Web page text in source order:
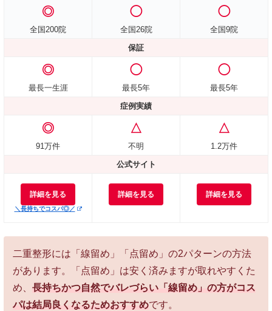
◎
全国200院
◯
全国26院
◯
全国9院
保証
◎
最長一生涯
◯
最長5年
◯
最長5年
症例実績
◎
91万件
△
不明
△
1.2万件
公式サイト
詳細を見る
＼長持ちでコスパ◎／
詳細を見る 詳細を見る
二重整形には「線留め」「点留め」の2パターンの方法
があります。「点留め」は安く済みますが取れやすくた
め、 長持ちかつ自然でバレづらい「線留め」の方がコス
パは結局良くなるためおすすめです。